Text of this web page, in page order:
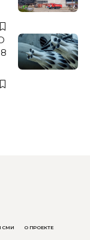
СМИ О ПРОЕКТЕ